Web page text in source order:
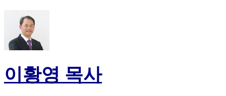
이황영 목사